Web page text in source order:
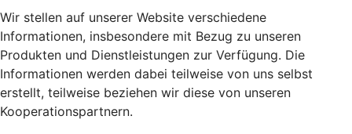
Wir stellen auf unserer Website verschiedene
Informationen, insbesondere mit Bezug zu unseren
Produkten und Dienstleistungen zur Verfügung. Die
Informationen werden dabei teilweise von uns selbst
erstellt, teilweise beziehen wir diese von unseren
Kooperationspartnern.